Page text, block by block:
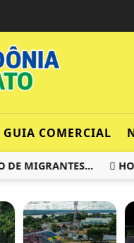
GUIA COMERCIAL